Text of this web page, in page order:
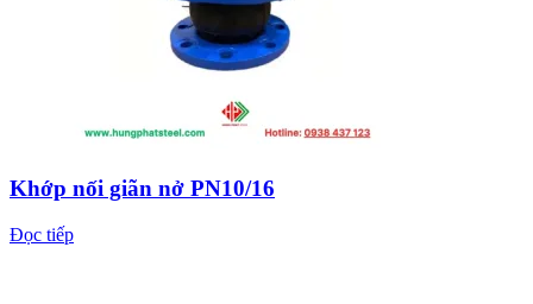
Khớp nối giãn nở PN10/16
Đọc tiếp